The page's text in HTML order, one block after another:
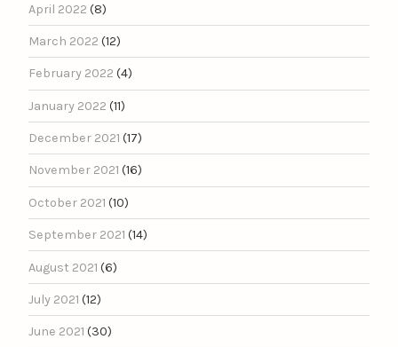
April 2022 (8)
March 2022 (12)
February 2022 (4)
January 2022 (11)
December 2021 (17)
November 2021 (16)
October 2021 (10)
September 2021 (14)
August 2021 (6)
July 2021 (12)
June 2021 (30)